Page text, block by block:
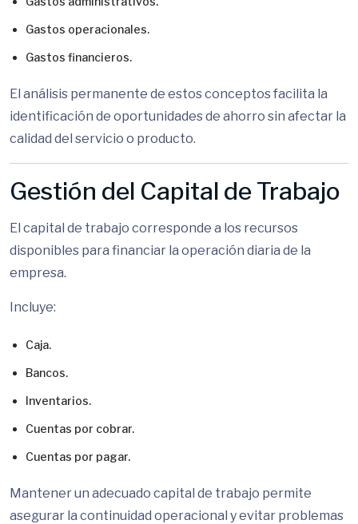
Gastos operacionales.
Gastos financieros.
El análisis permanente de estos conceptos facilita la
identificación de oportunidades de ahorro sin afectar la
calidad del servicio o producto.
Gestión del Capital de Trabajo
El capital de trabajo corresponde a los recursos
disponibles para financiar la operación diaria de la
empresa.
Incluye:
Caja.
Bancos.
Inventarios.
Cuentas por cobrar.
Cuentas por pagar.
Mantener un adecuado capital de trabajo permite
asegurar la continuidad operacional y evitar problemas